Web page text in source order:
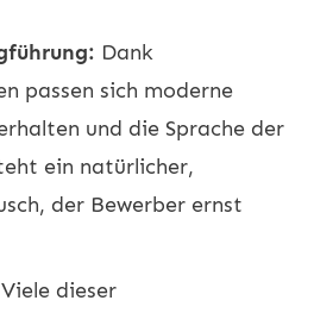
Dank
passen sich moderne
und die Sprache der
ein natürlicher,
der Bewerber ernst
Viele dieser